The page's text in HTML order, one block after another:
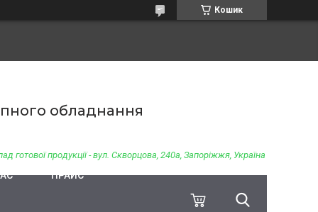
Кошик
обладнання
готової продукції - вул. Скворцова, 240а, Запоріжжя, Україна
ПРАЙС